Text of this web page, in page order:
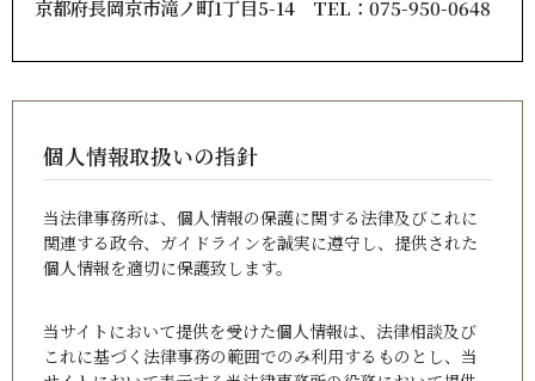
京都府長岡京市滝ノ町1丁目5-14 TEL：075-950-0648
個人情報取扱いの指針
当法律事務所は、個人情報の保護に関する法律及びこれに
関連する政令、ガイドラインを誠実に遵守し、提供された
個人情報を適切に保護致します。
当サイトにおいて提供を受けた個人情報は、法律相談及び
これに基づく法律事務の範囲でのみ利用するものとし、当